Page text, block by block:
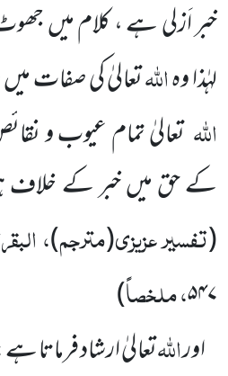
خبر اَزلی ہے ، کلام میں
لہٰذا وہاللہتعالیٰ کی صفات میں
اللہتعالیٰ تمام عیوب و
کے حق میں خبر کے خلاف
(تفسیر عزیزی(مترجم)،
۵۴۷، ملخصاً)
اوراللہتعالیٰ ارشاد فرماتا